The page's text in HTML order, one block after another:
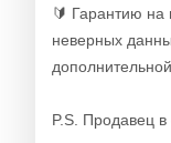
🔰 Гарантию на
неверных
P.S. Продавец